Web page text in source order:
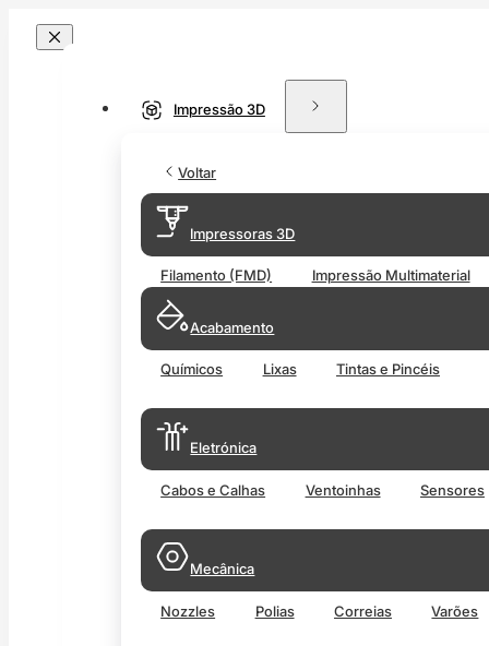
Impressão 3D
Voltar
Impressoras 3D
Filamento (FMD) Impressão Multimaterial
Acabamento
Químicos Lixas Tintas e Pincéis
Eletrónica
Cabos e Calhas Ventoinhas Sensores
Mecânica
Nozzles Polias Correias Varões